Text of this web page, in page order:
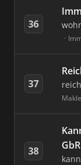
36
37
38
GbR